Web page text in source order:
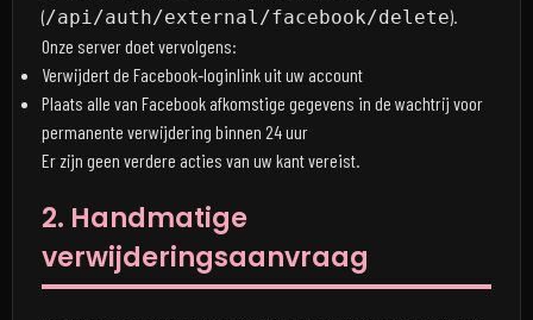
(/api/auth/external/facebook/delete).
Onze server doet vervolgens:
Verwijdert de Facebook‑loginlink uit uw account
Plaats alle van Facebook afkomstige gegevens in de wachtrij voor
permanente verwijdering binnen 24 uur
Er zijn geen verdere acties van uw kant vereist.
2. Handmatige
verwijderingsaanvraag